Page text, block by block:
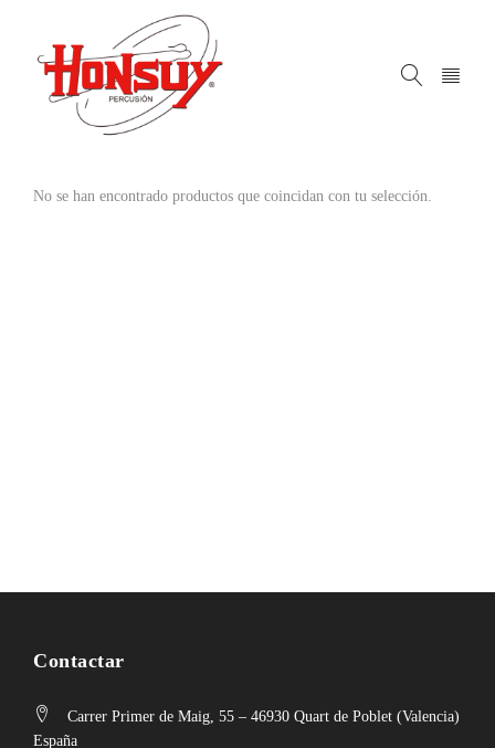
No se han encontrado productos que coincidan con tu selección.
Contactar
Carrer Primer de Maig, 55 – 46930 Quart de Poblet (Valencia)
España